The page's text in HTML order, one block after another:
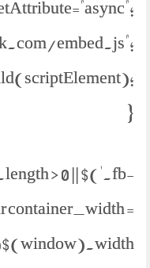
embed.js";
}
> 0 || $('.fb-
container_width =
$(window).width();